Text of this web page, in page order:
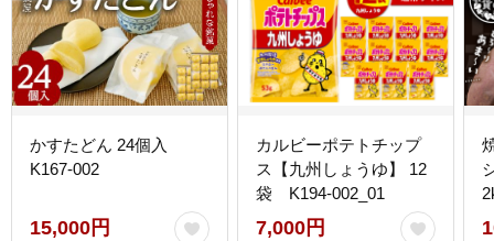
かすたどん 24個入
K167-002
15,000円
カルビーポテトチップ
ス【九州しょうゆ】 12
袋 K194-002_01
7,000円